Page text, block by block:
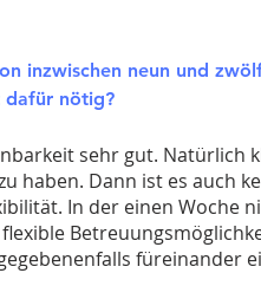
inzwischen neun und
dafür nötig?​
sehr gut. Natürlich
haben. Dann ist es auch
In der einen
füreinander